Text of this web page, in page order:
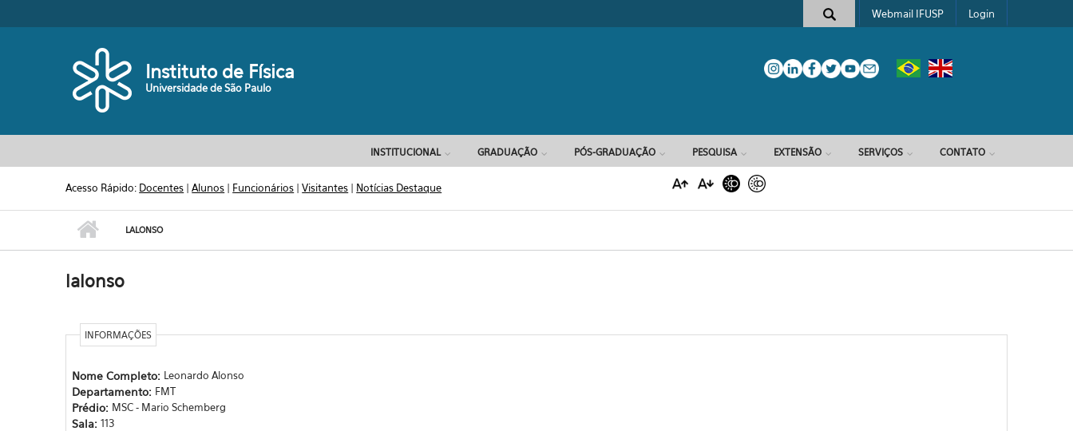
Formulário de busca
Webmail IFUSP Login
Instituto de Física
Universidade de São Paulo
INSTITUCIONAL GRADUAÇÃO PÓS-GRADUAÇÃO PESQUISA EXTENSÃO SERVIÇOS CONTATO
Acesso Rápido: Docentes |Alunos | Funcionários |Visitantes | Notícias Destaque
LALONSO
lalonso
INFORMAÇÕES
Nome Completo: Leonardo Alonso
Departamento: FMT
Prédio: MSC - Mario Schemberg
Sala: 113